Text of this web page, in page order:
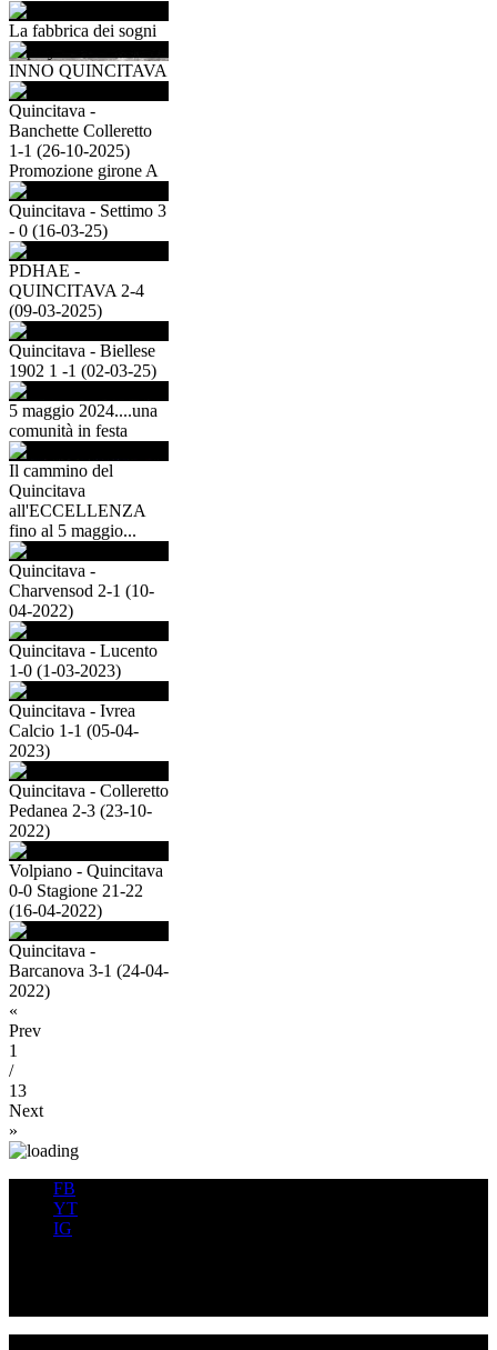
La fabbrica dei sogni
INNO QUINCITAVA
Quincitava -
Banchette Colleretto
1-1 (26-10-2025)
Promozione girone A
Quincitava - Settimo 3
- 0 (16-03-25)
PDHAE -
QUINCITAVA 2-4
(09-03-2025)
Quincitava - Biellese
1902 1 -1 (02-03-25)
5 maggio 2024....una
comunità in festa
Il cammino del
Quincitava
all'ECCELLENZA
fino al 5 maggio...
Quincitava -
Charvensod 2-1 (10-
04-2022)
Quincitava - Lucento
1-0 (1-03-2023)
Quincitava - Ivrea
Calcio 1-1 (05-04-
2023)
Quincitava - Colleretto
Pedanea 2-3 (23-10-
2022)
Volpiano - Quincitava
0-0 Stagione 21-22
(16-04-2022)
Quincitava -
Barcanova 3-1 (24-04-
2022)
«
Prev
1
/
13
Next
»
FB
YT
IG